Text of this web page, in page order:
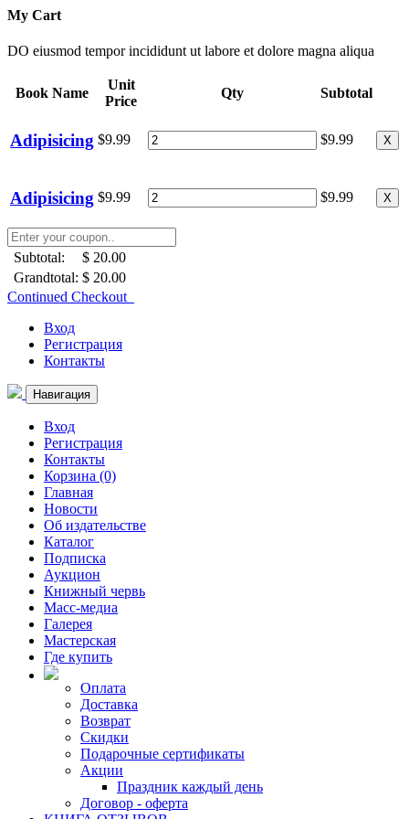
My Cart
DO eiusmod tempor incididunt ut labore et dolore magna aliqua
Book Name
Unit
Price
Qty Subtotal
Adipisicing $9.99 $9.99 X
Adipisicing $9.99 $9.99 X
Subtotal:
$ 20.00
Grandtotal: $ 20.00
Continued Checkout
Вход
Регистрация
Контакты
Навигация
Вход
Регистрация
Контакты
Корзина (0)
Главная
Новости
Об издательстве
Каталог
Подписка
Аукцион
Книжный червь
Масс-медиа
Галерея
Мастерская
Где купить
Оплата
Доставка
Возврат
Скидки
Подарочные сертификаты
Акции
Праздник каждый день
Договор - оферта